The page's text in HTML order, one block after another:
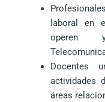
laboral en
operen
Docentes
actividades
áreas